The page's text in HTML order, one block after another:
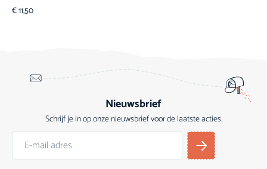
€11,50
Nieuwsbrief
Schrijf je in op onze nieuwsbrief voor de laatste acties.